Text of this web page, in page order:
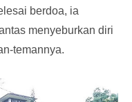
berdoa, ia
menyeburkan diri
temannya.